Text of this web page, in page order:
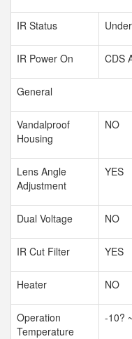
IR Status
IR Power On CDS
General
Vandalproof
Housing
NO
Lens Angle
Adjustment
YES
Dual Voltage NO
IR Cut Filter YES
Heater NO
Operation
Temperature
-10?